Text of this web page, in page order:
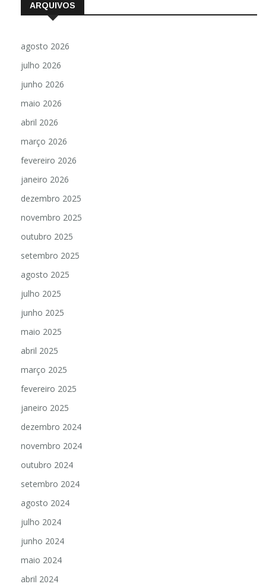
ARQUIVOS
agosto 2026
julho 2026
junho 2026
maio 2026
abril 2026
março 2026
fevereiro 2026
janeiro 2026
dezembro 2025
novembro 2025
outubro 2025
setembro 2025
agosto 2025
julho 2025
junho 2025
maio 2025
abril 2025
março 2025
fevereiro 2025
janeiro 2025
dezembro 2024
novembro 2024
outubro 2024
setembro 2024
agosto 2024
julho 2024
junho 2024
maio 2024
abril 2024